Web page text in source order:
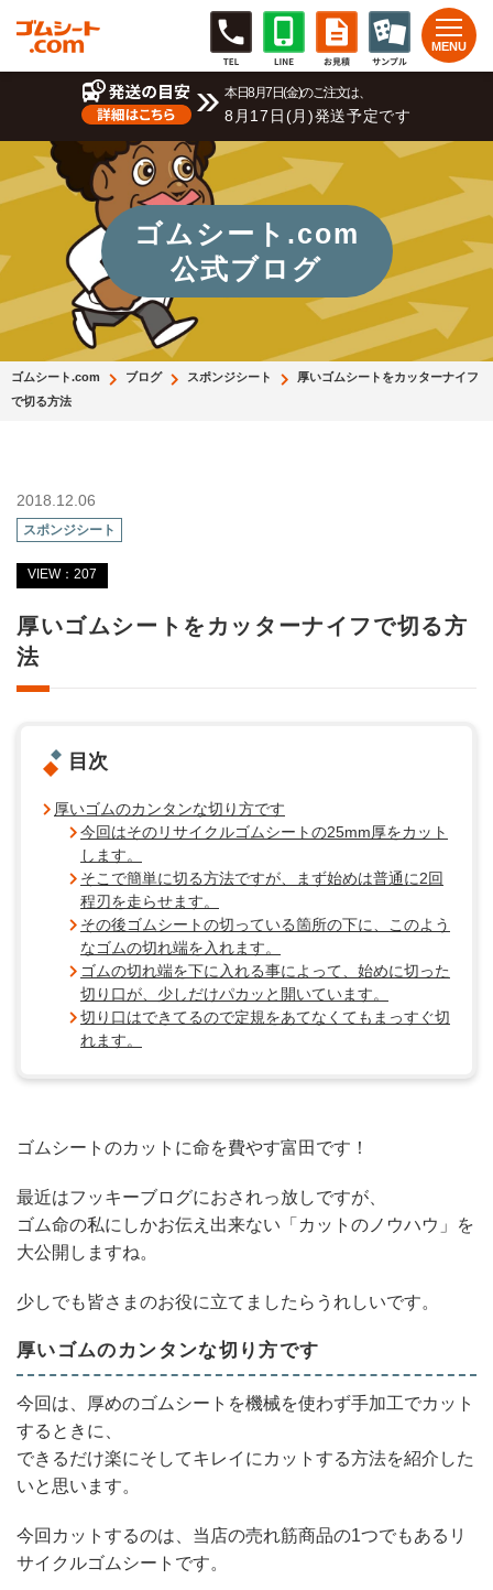
本日8月7日(金)のご注文は、
8月17日(月)発送予定です
ゴムシート.com
公式ブログ
ゴムシート.com ブログ スポンジシート
厚いゴムシートをカッターナイフ
で切る方法
2018.12.06
スポンジシート
VIEW：207
厚いゴムシートをカッターナイフで切る方
法
目次
厚いゴムのカンタンな切り方です
今回はそのリサイクルゴムシートの25mm厚をカット
します。
そこで簡単に切る方法ですが、まず始めは普通に2回
程刃を走らせます。
その後ゴムシートの切っている箇所の下に、このよう
なゴムの切れ端を入れます。
ゴムの切れ端を下に入れる事によって、始めに切った
切り口が、少しだけパカッと開いています。
切り口はできてるので定規をあてなくてもまっすぐ切
れます。
ゴムシートのカットに命を費やす富田です！
最近はフッキーブログにおされっ放しですが、
ゴム命の私にしかお伝え出来ない「カットのノウハウ」を
大公開しますね。
少しでも皆さまのお役に立てましたらうれしいです。
厚いゴムのカンタンな切り方です
今回は、厚めのゴムシートを機械を使わず手加工でカット
するときに、
できるだけ楽にそしてキレイにカットする方法を紹介した
いと思います。
今回カットするのは、当店の売れ筋商品の1つでもあるリ
サイクルゴムシートです。